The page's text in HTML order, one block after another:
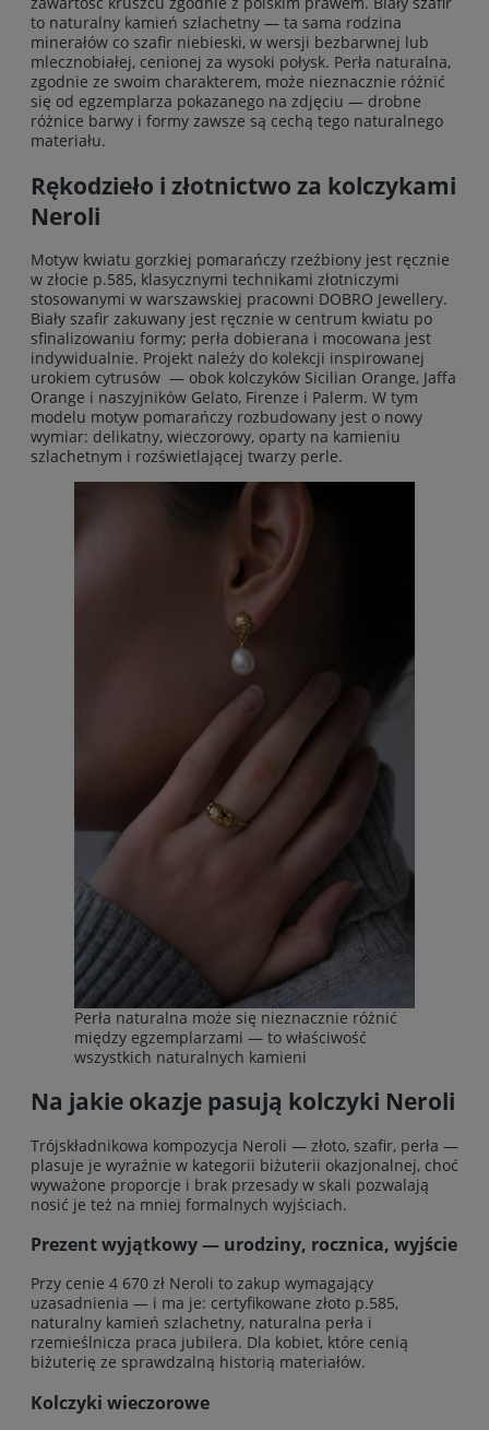
to naturalny kamień szlachetny — ta sama rodzina
minerałów co szafir niebieski, w wersji bezbarwnej lub
mlecznobiałej, cenionej za wysoki połysk. Perła naturalna,
zgodnie ze swoim charakterem, może nieznacznie różnić
się od egzemplarza pokazanego na zdjęciu — drobne
różnice barwy i formy zawsze są cechą tego naturalnego
materiału.
Rękodzieło i złotnictwo za kolczykami
Neroli
Motyw kwiatu gorzkiej pomarańczy rzeźbiony jest ręcznie
w złocie p.585, klasycznymi technikami złotniczymi
stosowanymi w warszawskiej pracowni DOBRO Jewellery.
Biały szafir zakuwany jest ręcznie w centrum kwiatu po
sfinalizowaniu formy; perła dobierana i mocowana jest
indywidualnie. Projekt należy do kolekcji inspirowanej
urokiem cytrusów — obok kolczyków Sicilian Orange, Jaffa
Orange i naszyjników Gelato, Firenze i Palerm. W tym
modelu motyw pomarańczy rozbudowany jest o nowy
wymiar: delikatny, wieczorowy, oparty na kamieniu
szlachetnym i rozświetlającej twarzy perle.
Perła naturalna może się nieznacznie różnić
między egzemplarzami — to właściwość
wszystkich naturalnych kamieni
Na jakie okazje pasują kolczyki Neroli
Trójskładnikowa kompozycja Neroli — złoto, szafir, perła —
plasuje je wyraźnie w kategorii biżuterii okazjonalnej, choć
wyważone proporcje i brak przesady w skali pozwalają
nosić je też na mniej formalnych wyjściach.
Prezent wyjątkowy — urodziny, rocznica, wyjście
Przy cenie 4 670 zł Neroli to zakup wymagający
uzasadnienia — i ma je: certyfikowane złoto p.585,
naturalny kamień szlachetny, naturalna perła i
rzemieślnicza praca jubilera. Dla kobiet, które cenią
biżuterię ze sprawdzalną historią materiałów.
Kolczyki wieczorowe